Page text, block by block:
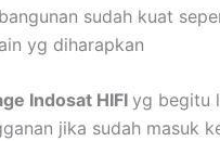
sudah kuat
yg diharapkan
Indosat HIFIyg begitu
jika sudah masuk